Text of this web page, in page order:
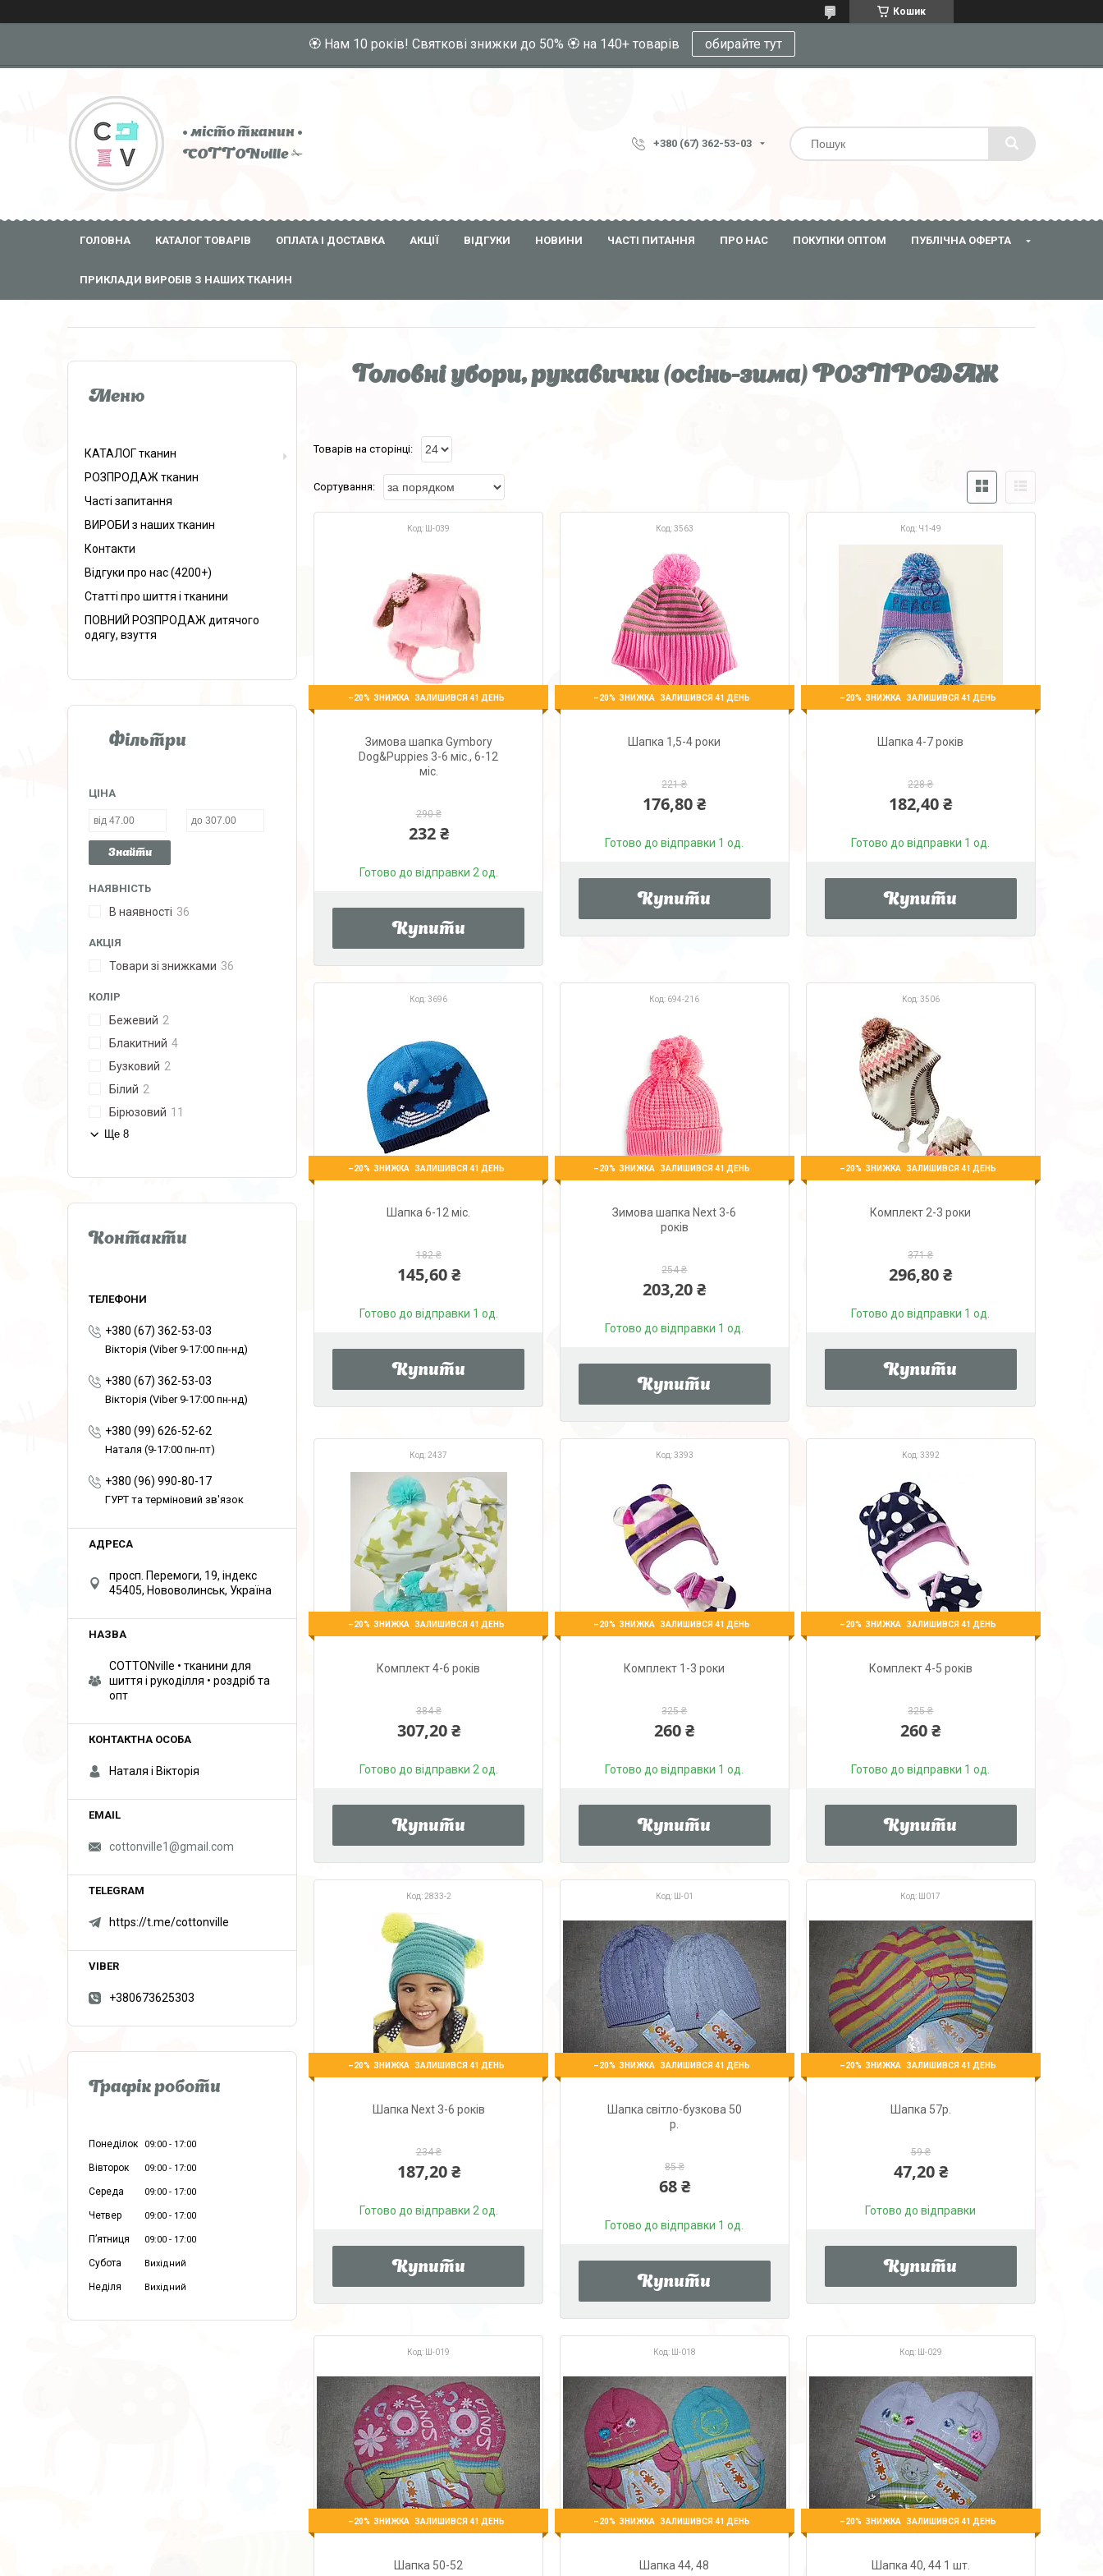
Кошик
🏵️ Нам 10 років! Святкові знижки до 50% 🏵️ на 140+ товарів обирайте тут
• місто тканин •
COTTONville ✁
+380 (67) 362-53-03
ГОЛОВНА КАТАЛОГ ТОВАРІВ ОПЛАТА І ДОСТАВКА АКЦІЇ ВІДГУКИ НОВИНИ ЧАСТІ ПИТАННЯ ПРО НАС ПОКУПКИ ОПТОМ ПУБЛІЧНА ОФЕРТА
ПРИКЛАДИ ВИРОБІВ З НАШИХ ТКАНИН
Головні убори, рукавички (осінь-зима) РОЗПРОДАЖ
Ш-039
–20% ЗАЛИШИВСЯ 41 ДЕНЬ
Зимова шапка Gymbory
Dog&Puppies 3-6 міс., 6-12
міс.
290 ₴
232 ₴
Готово до відправки 2 од.
Купити
3563
–20% ЗАЛИШИВСЯ 41 ДЕНЬ
Шапка 1,5-4 роки
221 ₴
176,80 ₴
Готово до відправки 1 од.
Купити
Ч1-49
–20% ЗАЛИШИВСЯ 41 ДЕНЬ
Шапка 4-7 років
228 ₴
182,40 ₴
Готово до відправки 1 од.
Купити
3696
–20% ЗАЛИШИВСЯ 41 ДЕНЬ
Шапка 6-12 міс.
182 ₴
145,60 ₴
Готово до відправки 1 од.
Купити
694-216
–20% ЗАЛИШИВСЯ 41 ДЕНЬ
Зимова шапка Next 3-6
років
254 ₴
203,20 ₴
Готово до відправки 1 од.
Купити
3506
–20% ЗАЛИШИВСЯ 41 ДЕНЬ
Комплект 2-3 роки
371 ₴
296,80 ₴
Готово до відправки 1 од.
Купити
2437
–20% ЗАЛИШИВСЯ 41 ДЕНЬ
Комплект 4-6 років
384 ₴
307,20 ₴
Готово до відправки 2 од.
Купити
3393
–20% ЗАЛИШИВСЯ 41 ДЕНЬ
Комплект 1-3 роки
325 ₴
260 ₴
Готово до відправки 1 од.
Купити
3392
–20% ЗАЛИШИВСЯ 41 ДЕНЬ
Комплект 4-5 років
325 ₴
260 ₴
Готово до відправки 1 од.
Купити
2833-2
–20% ЗАЛИШИВСЯ 41 ДЕНЬ
Шапка Next 3-6 років
234 ₴
187,20 ₴
Готово до відправки 2 од.
Купити
Ш-01
–20% ЗАЛИШИВСЯ 41 ДЕНЬ
Шапка світло-бузкова 50
р.
85 ₴
68 ₴
Готово до відправки 1 од.
Купити
Ш017
–20% ЗАЛИШИВСЯ 41 ДЕНЬ
Шапка 57р.
59 ₴
47,20 ₴
Готово до відправки
Купити
Ш-019
–20% ЗАЛИШИВСЯ 41 ДЕНЬ
Шапка 50-52
Ш-018
–20% ЗАЛИШИВСЯ 41 ДЕНЬ
Шапка 44, 48
Ш-029
–20% ЗАЛИШИВСЯ 41 ДЕНЬ
Шапка 40, 44 1 шт.
КАТАЛОГ тканин
РОЗПРОДАЖ тканин
Часті запитання
ВИРОБИ з наших тканин
Контакти
Відгуки про нас (4200+)
Статті про шиття і тканини
ПОВНИЙ РОЗПРОДАЖ дитячого
одягу, взуття
Фільтри
ЦІНА
Знайти
НАЯВНІСТЬ
В наявності 36
АКЦІЯ
Товари зі знижками 36
КОЛІР
Бежевий 2
Блакитний 4
Бузковий 2
Білий 2
Бірюзовий 11
Ще 8
Контакти
+380 (67) 362-53-03
Вікторія (Viber 9-17:00 пн-нд)
+380 (67) 362-53-03
Вікторія (Viber 9-17:00 пн-нд)
+380 (99) 626-52-62
Наталя (9-17:00 пн-пт)
+380 (96) 990-80-17
ГУРТ та терміновий зв'язок
просп. Перемоги, 19, індекс
45405, Нововолинськ, Україна
COTTONville • тканини для
шиття і рукоділля • роздріб та
опт
Наталя і Вікторія
cottonville1@gmail.com
https://t.me/cottonville
+380673625303
Графік роботи
Понеділок 09:00 17:00
Вівторок 09:00 17:00
Середа 09:00 17:00
Четвер 09:00 17:00
Пʼятниця 09:00 17:00
Субота Вихідний
Неділя Вихідний